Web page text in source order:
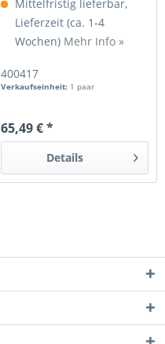
Mittelfristig lieferbar,
Lieferzeit (ca. 1-4
Wochen) Mehr Info »
400417
Verkaufseinheit: 1 paar
65,49 € *
Details